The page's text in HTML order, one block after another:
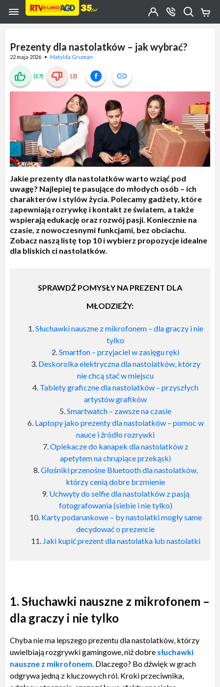
Przejdź do zawartości strony
Przejdź do wyszukiwarki
Przejdź do kategorii
Przejdź do stopki
OTWÓRZ
MENU
Moje
Konto
szukasz?
Prezenty dla nastolatków – jak wybrać?
22 maja 2026 Matylda Gruman
(17) (2)
Jakie prezenty dla nastolatków warto wziąć pod
uwagę? Najlepiej te pasujące do młodych osób – ich
charakterów i stylów życia. Polecamy gadżety, które
zapewniają rozrywkę i kontakt ze światem, a także
wspierają edukację oraz rozwój pasji. Koniecznie na
czasie, z nowoczesnymi funkcjami, bez obciachu.
Zobacz naszą listę top 10 i wybierz propozycje idealne
dla bliskich ci nastolatków.
SPRAWDŹ POMYSŁY NA PREZENT DLA
MŁODZIEŻY:
Słuchawki nauszne z mikrofonem – dla graczy i nie
tylko
Smartfon – przyjaciel w zasięgu ręki
Deskorolka elektryczna dla nastolatków, którzy
nie chcą stać w miejscu
Tablety graficzne dla nastolatków – przyszłych
artystów grafików
Smartwatch – zawsze na czasie
Laptopy jako prezenty dla nastolatków – pomoc w
nauce i źródło rozrywki
Opiekacze do kanapek dla nastolatków z
apetytem na chrupiące przekąski
Głośniki przenośne Bluetooth dla nastolatków,
którzy cenią dobre brzmienie
Uchwyty do selfie dla nastolatków z pasją
fotografowania (siebie i nie tylko)
Karty podarunkowe – by nastolatki mogły same
decydować o prezencie
Jaki kupić prezent dla nastolatka lub nastolatki
1. Słuchawki nauszne z mikrofonem –
dla graczy i nie tylko
Chyba nie ma lepszego prezentu dla nastolatków, którzy
uwielbiają rozgrywki gamingowe, niż dobre słuchawki
nauszne z mikrofonem. Dlaczego? Bo dźwięk w grach
odgrywa jedną z kluczowych ról. Kroki przeciwnika,